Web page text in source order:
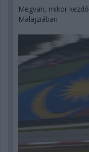
Megvan, mikor
Malajziában